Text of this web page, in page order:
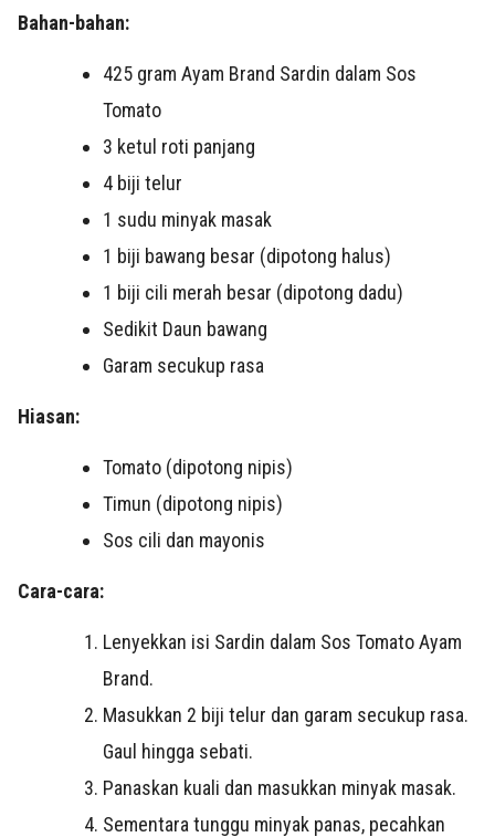
Bahan-bahan:
425 gram Ayam Brand Sardin dalam Sos
Tomato
3 ketul roti panjang
4 biji telur
1 sudu minyak masak
1 biji bawang besar (dipotong halus)
1 biji cili merah besar (dipotong dadu)
Sedikit Daun bawang
Garam secukup rasa
Hiasan:
Tomato (dipotong nipis)
Timun (dipotong nipis)
Sos cili dan mayonis
Cara-cara:
Lenyekkan isi Sardin dalam Sos Tomato Ayam
Brand.
Masukkan 2 biji telur dan garam secukup rasa.
Gaul hingga sebati.
Panaskan kuali dan masukkan minyak masak.
Sementara tunggu minyak panas, pecahkan